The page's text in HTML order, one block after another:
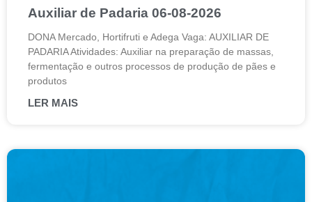
Auxiliar de Padaria 06-08-2026
DONA Mercado, Hortifruti e Adega Vaga: AUXILIAR DE
PADARIA Atividades: Auxiliar na preparação de massas,
fermentação e outros processos de produção de pães e
produtos
LER MAIS